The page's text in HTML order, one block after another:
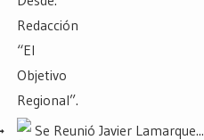
Se Reunió Javier Lamarque...